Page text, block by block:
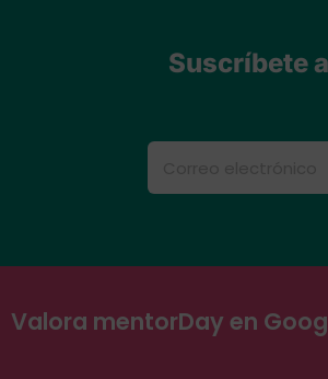
Suscríbete
Valora mentorDay en